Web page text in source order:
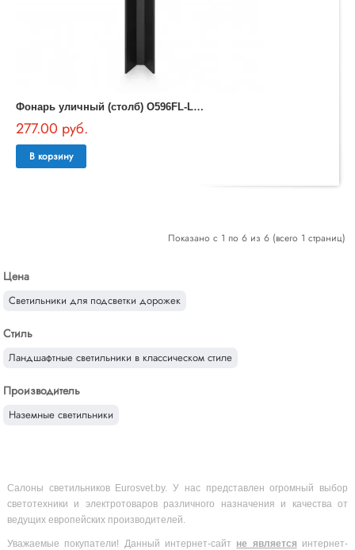
Ф
онарь уличный (столб) O596FL-L9GR4K1 Essen Outdoor
277.00 руб.
В корзину
Показано с 1 по 6 из 6 (всего 1 страниц)
Цена
Светильники для подсветки дорожек
Стиль
Ландшафтные светильники в классическом стиле
Производитель
Наземные светильники
Салоны светильников Eurosvet.by. У нас представлен огромный выбор
светотехники и электротоваров различного назначения и качества от
ведущих европейских производителей.
Уважаемые покупатели! Данный интернет-сайт не является интернет-